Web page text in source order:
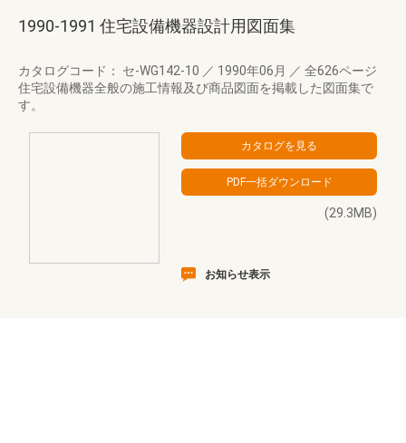
1990-1991 住宅設備機器設計用図面集
カタログコード： セ-WG142-10 ／ 1990年06月 ／ 全626ページ
住宅設備機器全般の施工情報及び商品図面を掲載した図面集で
す。
(29.3MB)
お知らせ表示